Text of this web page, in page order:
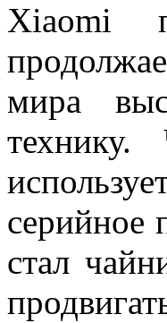
Xiaomi
мира
серийное
стал